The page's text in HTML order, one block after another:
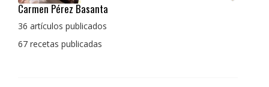
Pedro Manuel Collado Cruz
La cocina para mi es producto bien tratado sin
con un toque diferente